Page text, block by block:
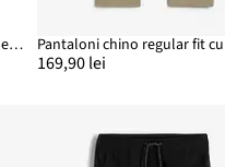
Pantaloni chino drepți cu talie elastică și curea, Regular Fit
169,90 lei